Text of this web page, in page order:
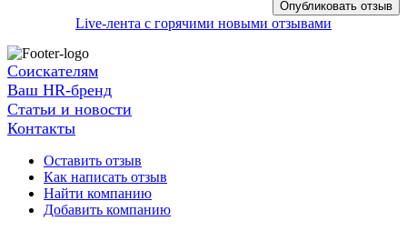
Live-лента с горячими новыми отзывами
Соискателям
Ваш HR-бренд
Статьи и новости
Контакты
Оставить отзыв
Как написать отзыв
Найти компанию
Добавить компанию